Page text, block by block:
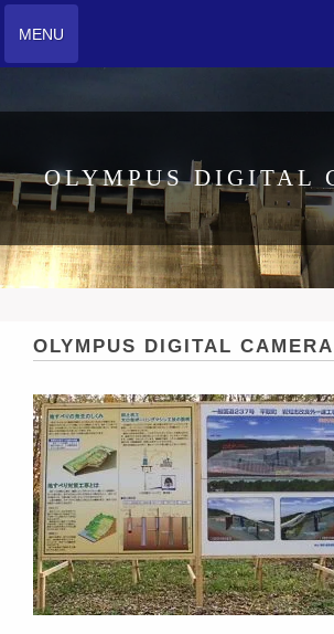
MENU
OLYMPUS DIGITAL
OLYMPUS DIGITAL CAMERA